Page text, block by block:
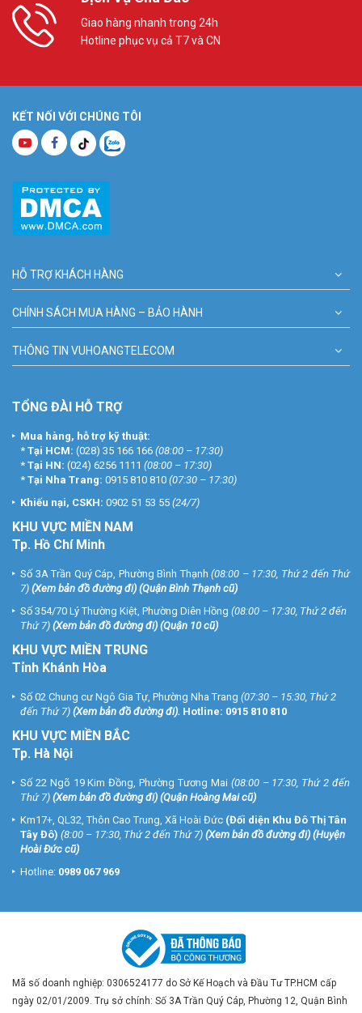
Giao hàng nhanh trong 24h
Hotline phục vụ cả T7 và CN
KẾT NỐI VỚI CHÚNG TÔI
HỖ TRỢ KHÁCH HÀNG
CHÍNH SÁCH MUA HÀNG – BẢO HÀNH
THÔNG TIN VUHOANGTELECOM
TỔNG ĐÀI HỖ TRỢ
Mua hàng, hỗ trợ kỹ thuật:
* Tại HCM: (028) 35 166 166 (08:00 – 17:30)
* Tại HN: (024) 6256 1111 (08:00 – 17:30)
* Tại Nha Trang: 0915 810 810 (07:30 – 17:30)
Khiếu nại, CSKH: 0902 51 53 55 (24/7)
KHU VỰC MIỀN NAM
Tp. Hồ Chí Minh
Số 3A Trần Quý Cáp, Phường Bình Thạnh (08:00 – 17:30, Thứ 2 đến Thứ
7) (Xem bản đồ đường đi) (Quận Bình Thạnh cũ)
Số 354/70 Lý Thường Kiệt, Phường Diên Hồng (08:00 – 17:30, Thứ 2 đến
Thứ 7) (Xem bản đồ đường đi) (Quận 10 cũ)
KHU VỰC MIỀN TRUNG
Tỉnh Khánh Hòa
Số 02 Chung cư Ngô Gia Tự, Phường Nha Trang (07:30 – 15:30, Thứ 2
đến Thứ 7) (Xem bản đồ đường đi). Hotline: 0915 810 810
KHU VỰC MIỀN BẮC
Tp. Hà Nội
Số 22 Ngõ 19 Kim Đồng, Phường Tương Mai (08:00 – 17:30, Thứ 2 đến
Thứ 7) (Xem bản đồ đường đi) (Quận Hoàng Mai cũ)
Km17+, QL32, Thôn Cao Trung, Xã Hoài Đức (Đối diện Khu Đô Thị Tân
Tây Đô) (8:00 – 17:30, Thứ 2 đến Thứ 7) (Xem bản đồ đường đi) (Huyện
Hoài Đức cũ)
Hotline: 0989 067 969
Mã số doanh nghiệp: 0306524177 do Sở Kế Hoạch và Đầu Tư TP.HCM cấp
ngày 02/01/2009. Trụ sở chính: Số 3A Trần Quý Cáp, Phường 12, Quận Bình